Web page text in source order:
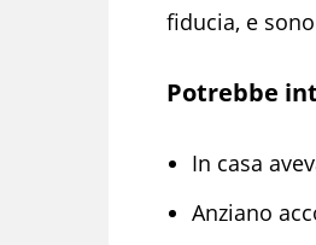
fiducia, e
Potrebbe
In casa
Anziano